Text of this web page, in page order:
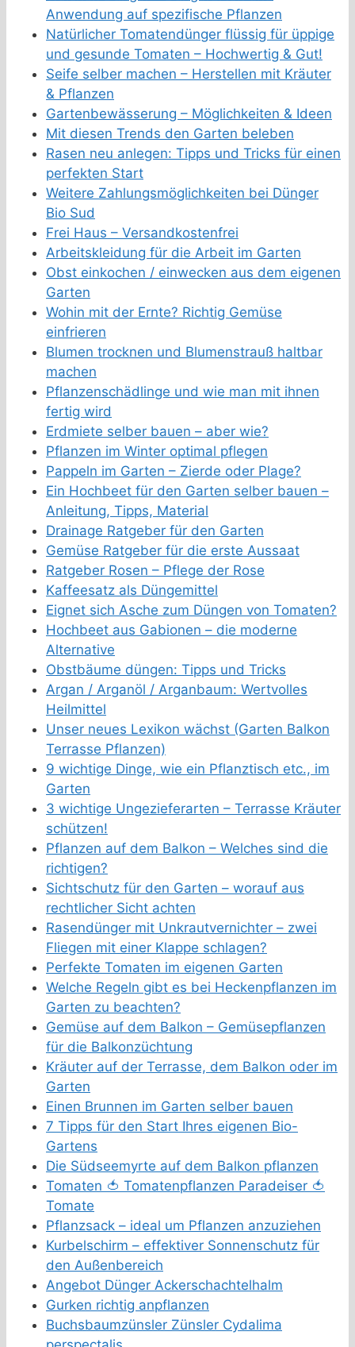
Anwendung auf spezifische Pflanzen
Natürlicher Tomatendünger flüssig für üppige
und gesunde Tomaten – Hochwertig & Gut!
Seife selber machen – Herstellen mit Kräuter
& Pflanzen
Gartenbewässerung – Möglichkeiten & Ideen
Mit diesen Trends den Garten beleben
Rasen neu anlegen: Tipps und Tricks für einen
perfekten Start
Weitere Zahlungsmöglichkeiten bei Dünger
Bio Sud
Frei Haus – Versandkostenfrei
Arbeitskleidung für die Arbeit im Garten
Obst einkochen / einwecken aus dem eigenen
Garten
Wohin mit der Ernte? Richtig Gemüse
einfrieren
Blumen trocknen und Blumenstrauß haltbar
machen
Pflanzenschädlinge und wie man mit ihnen
fertig wird
Erdmiete selber bauen – aber wie?
Pflanzen im Winter optimal pflegen
Pappeln im Garten – Zierde oder Plage?
Ein Hochbeet für den Garten selber bauen –
Anleitung, Tipps, Material
Drainage Ratgeber für den Garten
Gemüse Ratgeber für die erste Aussaat
Ratgeber Rosen – Pflege der Rose
Kaffeesatz als Düngemittel
Eignet sich Asche zum Düngen von Tomaten?
Hochbeet aus Gabionen – die moderne
Alternative
Obstbäume düngen: Tipps und Tricks
Argan / Arganöl / Arganbaum: Wertvolles
Heilmittel
Unser neues Lexikon wächst (Garten Balkon
Terrasse Pflanzen)
9 wichtige Dinge, wie ein Pflanztisch etc., im
Garten
3 wichtige Ungezieferarten – Terrasse Kräuter
schützen!
Pflanzen auf dem Balkon – Welches sind die
richtigen?
Sichtschutz für den Garten – worauf aus
rechtlicher Sicht achten
Rasendünger mit Unkrautvernichter – zwei
Fliegen mit einer Klappe schlagen?
Perfekte Tomaten im eigenen Garten
Welche Regeln gibt es bei Heckenpflanzen im
Garten zu beachten?
Gemüse auf dem Balkon – Gemüsepflanzen
für die Balkonzüchtung
Kräuter auf der Terrasse, dem Balkon oder im
Garten
Einen Brunnen im Garten selber bauen
7 Tipps für den Start Ihres eigenen Bio-
Gartens
Die Südseemyrte auf dem Balkon pflanzen
Tomaten 🍅 Tomatenpflanzen Paradeiser 🍅
Tomate
Pflanzsack – ideal um Pflanzen anzuziehen
Kurbelschirm – effektiver Sonnenschutz für
den Außenbereich
Angebot Dünger Ackerschachtelhalm
Gurken richtig anpflanzen
Buchsbaumzünsler Zünsler Cydalima